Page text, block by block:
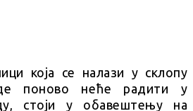
која се налази у склопу
поново неће радити у
стоји у обавештењу на